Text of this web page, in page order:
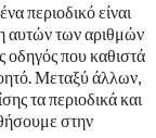
περιοδικό είναι
αυτών των αριθμών
οδηγός που καθιστά
Μεταξύ άλλων,
τα περιοδικά και
στην